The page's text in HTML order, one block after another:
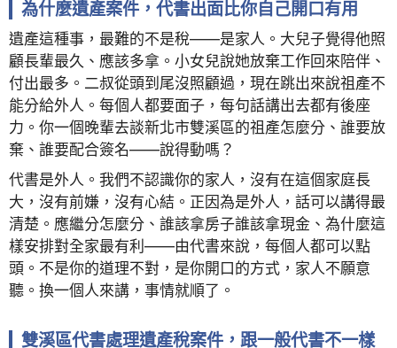
為什麼遺產案件，代書出面比你自己開口有用
遺產這種事，最難的不是稅——是家人。大兒子覺得他照
顧長輩最久、應該多拿。小女兒說她放棄工作回來陪伴、
付出最多。二叔從頭到尾沒照顧過，現在跳出來說祖產不
能分給外人。每個人都要面子，每句話講出去都有後座
力。你一個晚輩去談新北市雙溪區的祖產怎麼分、誰要放
棄、誰要配合簽名——說得動嗎？
代書是外人。我們不認識你的家人，沒有在這個家庭長
大，沒有前嫌，沒有心結。正因為是外人，話可以講得最
清楚。應繼分怎麼分、誰該拿房子誰該拿現金、為什麼這
樣安排對全家最有利——由代書來說，每個人都可以點
頭。不是你的道理不對，是你開口的方式，家人不願意
聽。換一個人來講，事情就順了。
雙溪區代書處理遺產稅案件，跟一般代書不一樣